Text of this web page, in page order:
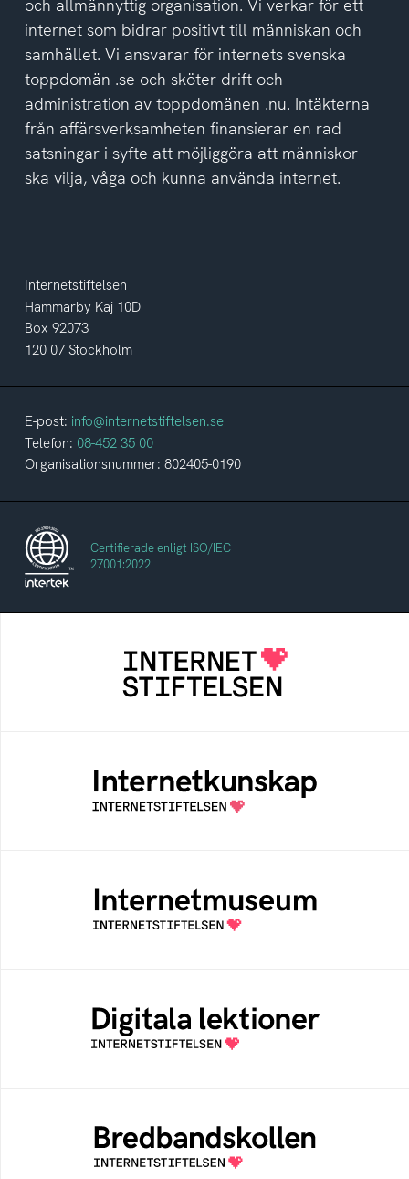
och allmännyttig organisation. Vi verkar för ett
internet som bidrar positivt till människan och
samhället. Vi ansvarar för internets svenska
toppdomän .se och sköter drift och
administration av toppdomänen .nu. Intäkterna
från affärsverksamheten finansierar en rad
satsningar i syfte att möjliggöra att människor
ska vilja, våga och kunna använda internet.
Internetstiftelsen
Hammarby Kaj 10D
Box 92073
120 07 Stockholm
E-post: info@internetstiftelsen.se
Telefon: 08-452 35 00
Organisationsnummer: 802405-0190
Certifierade enligt ISO/IEC
27001:2022
Internetstiftelsen verkar för ett internet som
bidrar positivt till människan och samhället
Samlad kunskap som hjälper dig att bli en
säker och medveten internetanvändare
Ett digitalt museum som byggts, och kureras
av Internetstiftelsen
Öppen digital lärresurs med färdiga lektioner
för alla stadier i grundskolan
Bredbandskollen är ett oberoende
konsumentverktyg som drivs av
Internetstiftelsen